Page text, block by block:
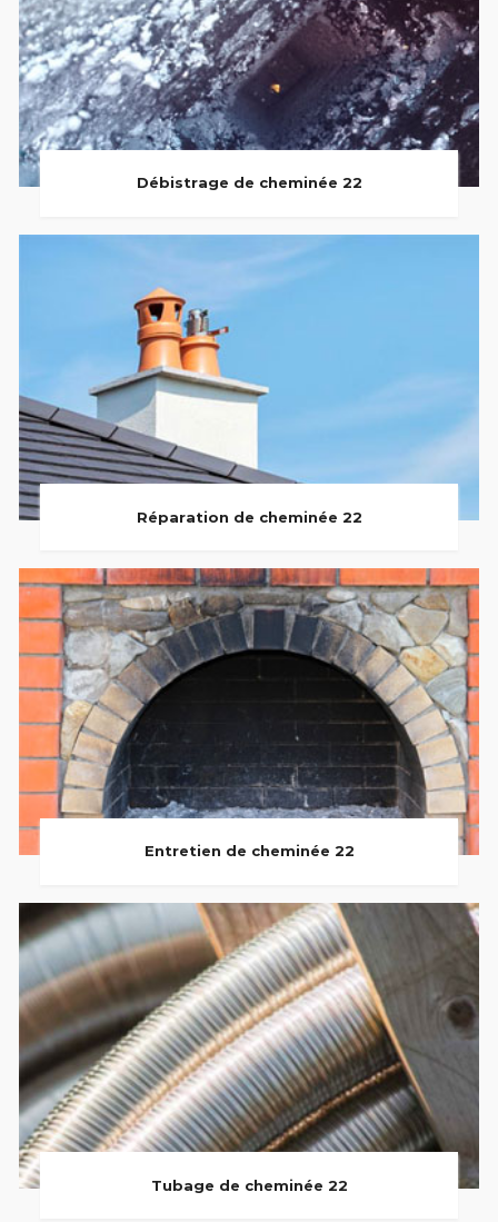
Débistrage de cheminée 22
Réparation de cheminée 22
Entretien de cheminée 22
Tubage de cheminée 22